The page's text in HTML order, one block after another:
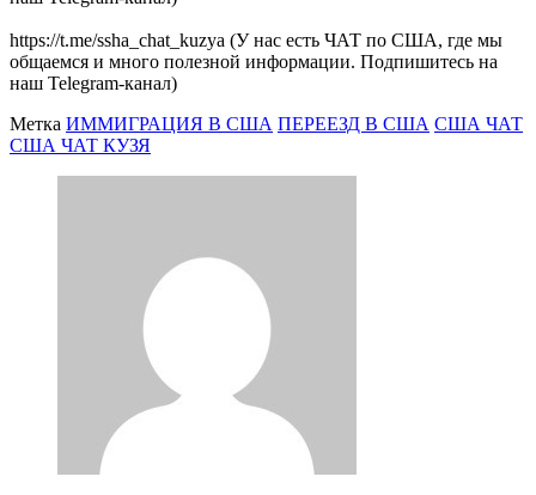
https://t.me/ssha_chat_kuzya (У нас есть ЧАТ по США, где мы
общаемся и много полезной информации. Подпишитесь на
наш Telegram-канал)
Метка ИММИГРАЦИЯ В США ПЕРЕЕЗД В США США ЧАТ
США ЧАТ КУЗЯ